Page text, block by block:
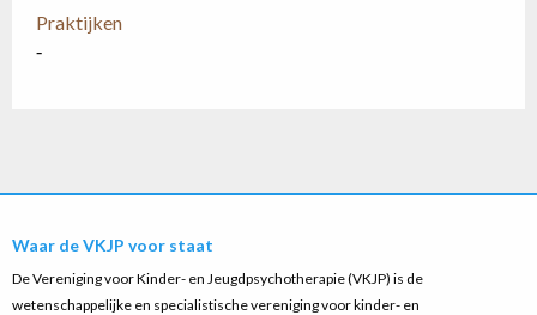
Praktijken
-
Waar de VKJP voor staat
De Vereniging voor Kinder- en Jeugdpsychotherapie (VKJP) is de
wetenschappelijke en specialistische vereniging voor kinder- en